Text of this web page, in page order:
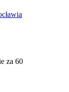
za 60